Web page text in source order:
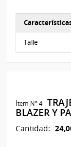
Talle
Ítem Nº 4
BLAZER Y
Cantidad: